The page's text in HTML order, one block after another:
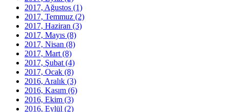
2017, Ağustos (1)
2017, Temmuz (2)
2017, Haziran (3)
2017, Mayıs (8)
2017, Nisan (8)
2017, Mart (8)
2017, Şubat (4)
2017, Ocak (8)
2016, Aralık (3)
2016, Kasım (6)
2016, Ekim (3)
2016, Eylül (2)